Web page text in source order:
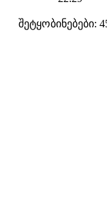
შეტყობინებები: